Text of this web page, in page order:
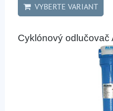
VYBERTE VARIANT
Cyklónový odlučovač